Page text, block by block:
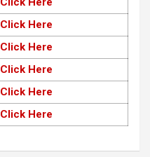
Click Here
Click Here
Click Here
Click Here
Click Here